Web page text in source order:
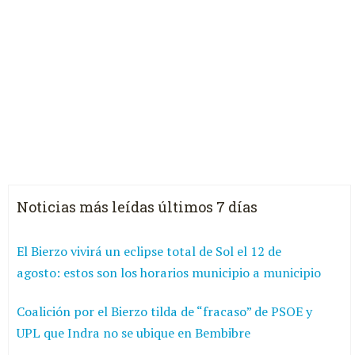
Noticias más leídas últimos 7 días
El Bierzo vivirá un eclipse total de Sol el 12 de
agosto: estos son los horarios municipio a municipio
Coalición por el Bierzo tilda de “fracaso” de PSOE y
UPL que Indra no se ubique en Bembibre